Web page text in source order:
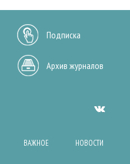
Подписка
Архив журналов
ВАЖНОЕ НОВОСТИ